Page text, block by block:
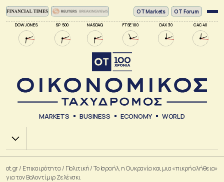
DOW JONES SP 500 NASDAQ FTSE 100 DAX 30 CAC 40
ΟΤ Markets OT Forum
MARKETS BUSINESS ECONOMY WORLD
Χ.Α.
ot.gr/ Επικαιρότητα / Πολιτική/Το Ισραήλ, η Ουκρανία και μια «πικρή αλήθεια»
για τον Βολοντίμιρ Ζελένσκι